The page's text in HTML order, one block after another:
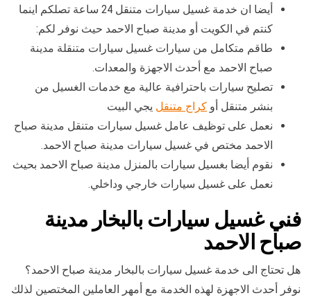
أيضا ان خدمة غسيل سيارات متنقل 24 ساعة تصلكم اينما
كنتم في الكويت أو مدينة صباح الاحمد حيث نوفر لكم:
طاقم متكامل من سيارات غسيل سيارات متنقلة مدينة
صباح الاحمد مع أحدث الاجهزة والمعدات.
تصليح سيارات باحترافية عالية مع خدمات الغسيل من
بنشر متنقل أو كراج متنقل يجي البيت
نعمل على توظيف عامل غسيل سيارات متنقل مدينة صباح
الاحمد مختص في غسيل سيارات مدينة صباح الاحمد.
نقوم أيضا بغسيل سيارات بالمنزل مدينة صباح الاحمد بحيث
نعمل على غسيل سيارات خارجي وداخلي.
فني غسيل سيارات بالبخار مدينة
صباح الاحمد
هل تحتاج الى خدمة غسيل سيارات بالبخار مدينة صباح الاحمد؟
نوفر أحدث الاجهزة لهذه الخدمة مع أمهر العاملين المختصين لذلك